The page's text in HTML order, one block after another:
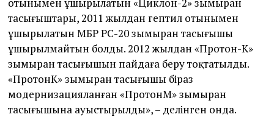
тасығыштары, 2011 жылдан гептил отынымен
ұшырылатын МБР РС-20 зымыран тасығышы
ұшырылмайтын болды. 2012 жылдан «Протон-К»
зымыран тасығышын пайдаға беру тоқтатылды.
«ПротонК» зымыран тасығышы біраз
модернизацияланған «ПротонМ» зымыран
тасығышына ауыстырылды», – делінген онда.